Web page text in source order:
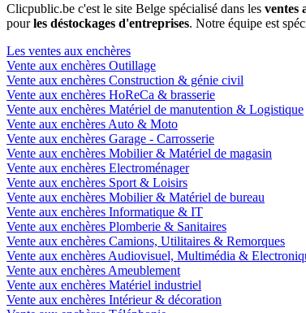
Clicpublic.be c'est le site Belge spécialisé dans les ventes
pourles déstockages d'entreprises. Notre équipe est
Les ventes aux enchères
Vente aux enchères Outillage
Vente aux enchères Construction & génie civil
Vente aux enchères HoReCa & brasserie
Vente aux enchères Matériel de manutention & Logistique
Vente aux enchères Auto & Moto
Vente aux enchères Garage - Carrosserie
Vente aux enchères Mobilier & Matériel de magasin
Vente aux enchères Electroménager
Vente aux enchères Sport & Loisirs
Vente aux enchères Mobilier & Matériel de bureau
Vente aux enchères Informatique & IT
Vente aux enchères Plomberie & Sanitaires
Vente aux enchères Camions, Utilitaires & Remorques
Vente aux enchères Audiovisuel, Multimédia &
Vente aux enchères Ameublement
Vente aux enchères Matériel industriel
Vente aux enchères Intérieur & décoration